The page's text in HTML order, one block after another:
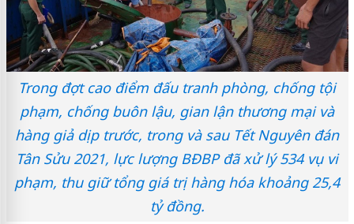
Trong đợt cao điểm đấu tranh phòng, chống tội
phạm, chống buôn lậu, gian lận thương mại và
hàng giả dịp trước, trong và sau Tết Nguyên đán
Tân Sửu 2021, lực lượng BĐBP đã xử lý 534 vụ vi
phạm, thu giữ tổng giá trị hàng hóa khoảng 25,4
tỷ đồng.